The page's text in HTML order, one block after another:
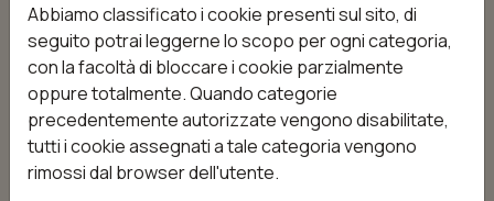
Aggiungi
Baffetto con filo arabo
da 5,00 €
Abbiamo classificato i cookie presenti sul sito, di
seguito potrai leggerne lo scopo per ogni categoria,
con la facoltà di bloccare i cookie parzialmente
oppure totalmente. Quando categorie
precedentemente autorizzate vengono disabilitate,
tutti i cookie assegnati a tale categoria vengono
rimossi dal browser dell'utente.